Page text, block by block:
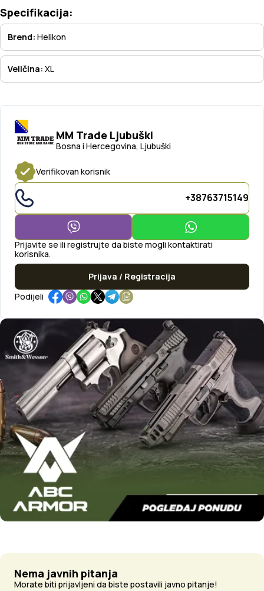
MM Trade Ljubuški
Bosna i Hercegovina, Ljubuški
Verifikovan korisnik
+38763715149
Prijavite se ili registrujte da biste mogli kontaktirati
korisnika.
Prijava / Registracija
Podijeli
Specifikacija:
Brend: Helikon
Veličina: XL
Nema javnih pitanja
Morate biti prijavljeni da biste postavili javno pitanje!